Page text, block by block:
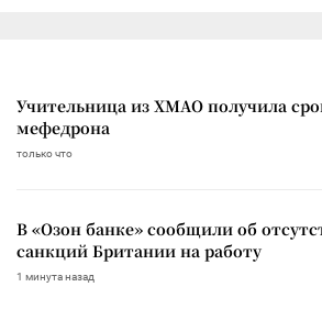
Учительница из ХМАО получила
мефедрона
только что
В «Озон банке» сообщили об
санкций Британии на работу
1 минута назад